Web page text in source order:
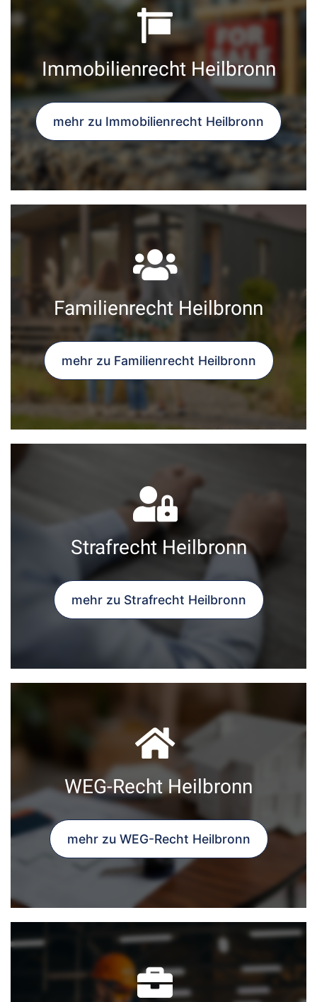
Immobilienrecht Heilbronn
mehr zu Immobilienrecht Heilbronn
Familienrecht Heilbronn
mehr zu Familienrecht Heilbronn
Strafrecht Heilbronn
mehr zu Strafrecht Heilbronn
WEG-Recht Heilbronn
mehr zu WEG-Recht Heilbronn